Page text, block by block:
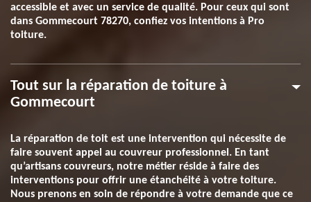
accessible et avec un service de qualité. Pour ceux qui sont
dans Gommecourt 78270, confiez vos intentions à Pro
toiture.
Tout sur la réparation de toiture à
Gommecourt
La réparation de toit est une intervention qui nécessite de
faire souvent appel au couvreur professionnel. En tant
qu’artisans couvreurs, notre métier réside à faire des
interventions pour offrir une étanchéité à votre toiture.
Nous prenons en soin de répondre à votre demande que ce